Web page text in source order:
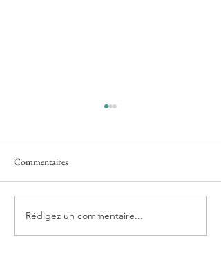
Commentaires
Rédigez un commentaire...